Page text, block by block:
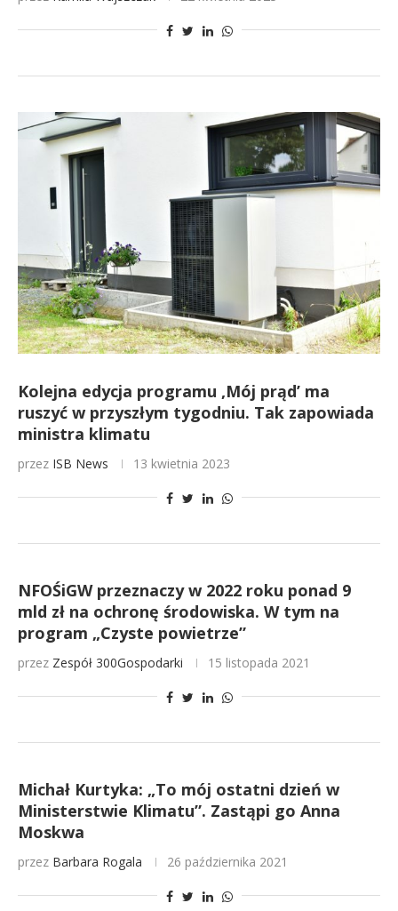
Kolejna edycja programu ‚Mój prąd’ ma
ruszyć w przyszłym tygodniu. Tak zapowiada
ministra klimatu
przez ISB News 13 kwietnia 2023
NFOŚiGW przeznaczy w 2022 roku ponad 9
mld zł na ochronę środowiska. W tym na
program „Czyste powietrze”
przez Zespół 300Gospodarki 15 listopada 2021
Michał Kurtyka: „To mój ostatni dzień w
Ministerstwie Klimatu”. Zastąpi go Anna
Moskwa
przez Barbara Rogala 26 października 2021